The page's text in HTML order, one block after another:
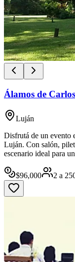
Álamos de
Luján
Disfrutá de un evento
Luján. Con salón,
escenario ideal para
$96,000 2 a